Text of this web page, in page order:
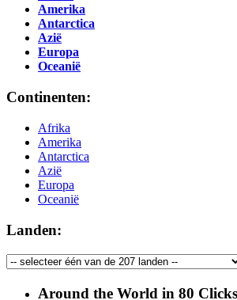
Amerika
Antarctica
Azië
Europa
Oceanië
Continenten:
Afrika
Amerika
Antarctica
Azië
Europa
Oceanië
Landen:
Around the World in 80 Clicks